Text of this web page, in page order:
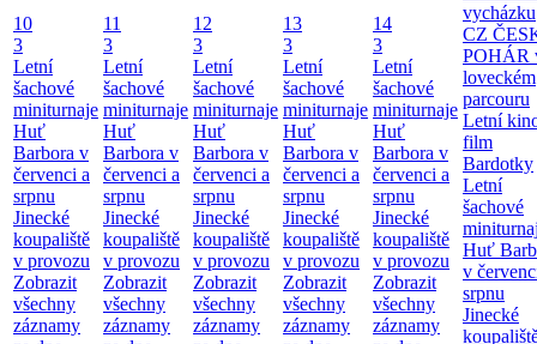
10
3
Letní
šachové
miniturnaje
Huť
Barbora v
červenci a
srpnu
Jinecké
koupaliště
v provozu
Zobrazit
všechny
záznamy
11
3
Letní
šachové
miniturnaje
Huť
Barbora v
červenci a
srpnu
Jinecké
koupaliště
v provozu
Zobrazit
všechny
záznamy
12
3
Letní
šachové
miniturnaje
Huť
Barbora v
červenci a
srpnu
Jinecké
koupaliště
v provozu
Zobrazit
všechny
záznamy
13
3
Letní
šachové
miniturnaje
Huť
Barbora v
červenci a
srpnu
Jinecké
koupaliště
v provozu
Zobrazit
všechny
záznamy
14
3
Letní
šachové
miniturnaje
Huť
Barbora v
červenci a
srpnu
Jinecké
koupaliště
v provozu
Zobrazit
všechny
záznamy
vycházku
CZ
POHÁR
loveckém
parcouru
Letní
film
Bardotky
Letní
šachové
Huť
v
srpnu
Jinecké